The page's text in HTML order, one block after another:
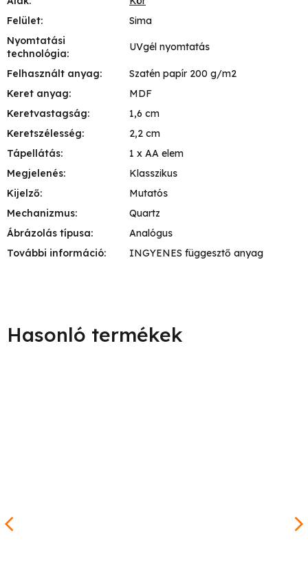
Felület:
Sima
Nyomtatási
technológia:
UVgél nyomtatás
Felhasznált anyag:
Szatén papír 200 g/m2
Keret anyag:
MDF
Keretvastagság:
1,6 cm
Keretszélesség:
2,2 cm
Tápellátás:
1 x AA elem
Megjelenés:
Klasszikus
Kijelző:
Mutatós
Mechanizmus:
Quartz
Ábrázolás típusa:
Analógus
További információ: INGYENES függesztő anyag